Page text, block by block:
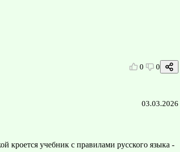
0 0
03.03.2026
кроется учебник с правилами русского языка -